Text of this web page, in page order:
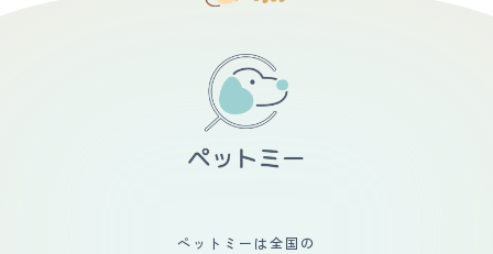
ペットミーは全国の